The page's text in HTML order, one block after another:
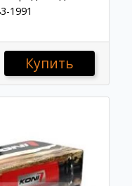
1991
Купить